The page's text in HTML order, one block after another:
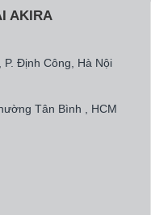
AKIRA
Định Công, Hà Nội
Tân Bình , HCM